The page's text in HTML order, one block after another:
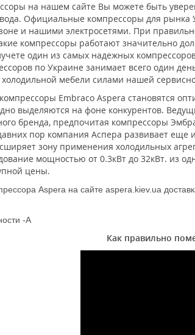
на нашем сайте Вы можете быть
Официальные компрессоры для
и нашими электросетями. При
компрессоры работают значительно
один из самых надежных
по Украине занимает всего один
холодильной мебели силами нашей
Embraco Aspera становятся
выделяются на фоне конкурентов.
бренда, предпочитая компрессоры
пор компания Аспера развивает еще
зону применения холодильных
мощностью от 0.3кВт до 32кВт. из
цены.
Aspera на сайте aspera.kiev.ua
-А
Как правильно